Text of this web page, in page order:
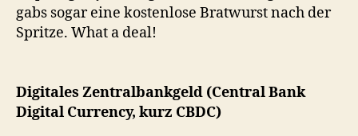
gabs sogar eine kostenlose Bratwurst nach der
Spritze. What a deal!
Digitales Zentralbankgeld (Central Bank
Digital Currency, kurz CBDC)